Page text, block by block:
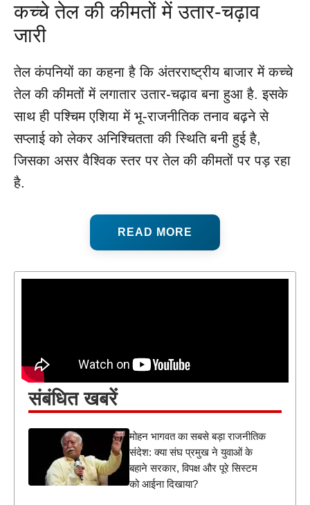
कच्चे तेल की कीमतों में उतार-चढ़ाव
जारी
तेल कंपनियों का कहना है कि अंतरराष्ट्रीय बाजार में कच्चे
तेल की कीमतों में लगातार उतार-चढ़ाव बना हुआ है. इसके
साथ ही पश्चिम एशिया में भू-राजनीतिक तनाव बढ़ने से
सप्लाई को लेकर अनिश्चितता की स्थिति बनी हुई है,
जिसका असर वैश्विक स्तर पर तेल की कीमतों पर पड़ रहा
है.
READ MORE
संबंधित खबरें
मोहन भागवत का सबसे बड़ा राजनीतिक
संदेश: क्या संघ प्रमुख ने युवाओं के
बहाने सरकार, विपक्ष और पूरे सिस्टम
को आईना दिखाया?